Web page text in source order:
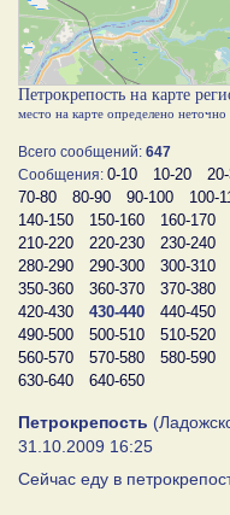
Петрокрепость на карте
место на карте определено неточно
Всего сообщений: 647
Сообщения: 0-10 10-20
70-80
80-90 90-100 100-
140-150
150-160 160-170
210-220
220-230 230-240
280-290
290-300 300-310
350-360
360-370 370-380
420-430
430-440 440-450
490-500
500-510 510-520
560-570
570-580 580-590
630-640
640-650
Петрокрепость
31.10.2009 16:25
Сейчас еду в